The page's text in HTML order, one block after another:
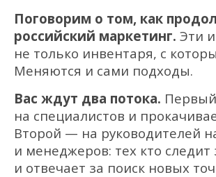
Поговорим о том, как
российский маркетинг. Эти
не только инвентаря, с
Меняются и сами подходы.
Вас ждут два потока.
на специалистов и
Второй — на руководителей
и менеджеров: тех кто
и отвечает за поиск новых